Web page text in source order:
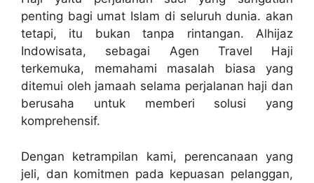
penting bagi umat Islam di seluruh dunia. akan
tetapi, itu bukan tanpa rintangan. Alhijaz
Indowisata, sebagai Agen Travel Haji
terkemuka, memahami masalah biasa yang
ditemui oleh jamaah selama perjalanan haji dan
berusaha untuk memberi solusi yang
komprehensif.
Dengan ketrampilan kami, perencanaan yang
jeli, dan komitmen pada kepuasan pelanggan,